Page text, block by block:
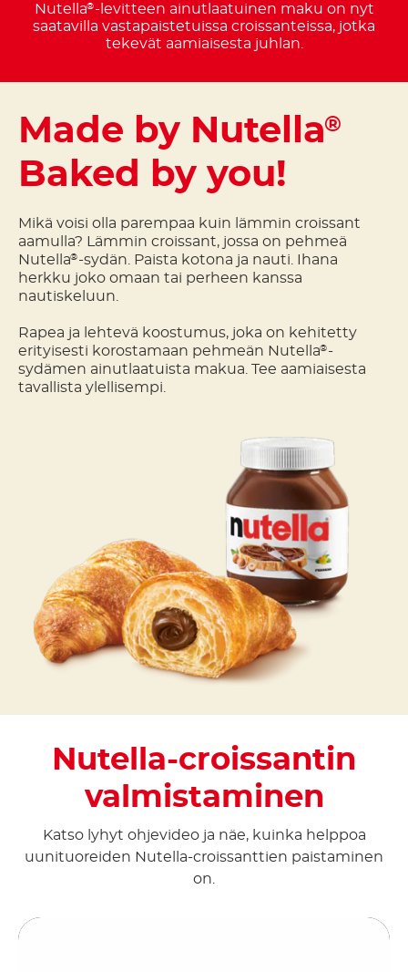
Nutella® -levitteen ainutlaatuinen maku on nyt
saatavilla vastapaistetuissa croissanteissa, jotka
tekevät aamiaisesta juhlan.
Made by Nutella®
Baked by you!
Mikä voisi olla parempaa kuin lämmin croissant
aamulla? Lämmin croissant, jossa on pehmeä
Nutella® -sydän. Paista kotona ja nauti. Ihana
herkku joko omaan tai perheen kanssa
nautiskeluun.
Rapea ja lehtevä koostumus, joka on kehitetty
erityisesti korostamaan pehmeän Nutella® -
sydämen ainutlaatuista makua. Tee aamiaisesta
tavallista ylellisempi.
Nutella-croissantin
valmistaminen
Katso lyhyt ohjevideo ja näe, kuinka helppoa
uunituoreiden Nutella-croissanttien paistaminen
on.